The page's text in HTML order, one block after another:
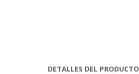
DETALLES DEL PRODUCTO